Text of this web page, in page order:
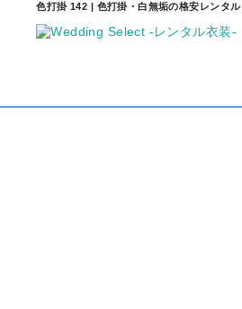
色打掛 142 | 色打掛・白無垢の格安レンタル